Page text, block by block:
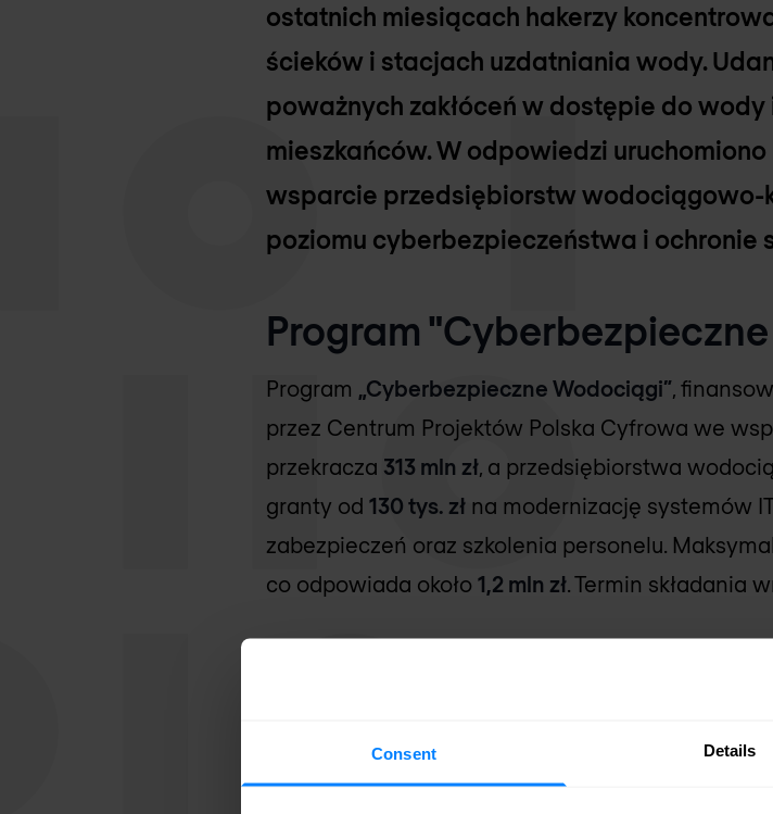
Consent Details
ostatnich miesiącach hakerzy
ścieków i stacjach uzdatniania wody.
poważnych zakłóceń w dostępie do
mieszkańców. W odpowiedzi
wsparcie przedsiębiorstw wodociągowo-
poziomu cyberbezpieczeństwa i ochronie
Program
Program „Cyberbezpieczne Wodociągi” ,
przez Centrum Projektów Polska Cyfrowa we
przekracza 313 mln zł , a przedsiębiorstwa
granty od130 tys. zł na modernizację systemów
zabezpieczeń oraz szkolenia personelu.
co odpowiada około1,2 mln zł . Termin składania
który pomoże spełnić wymagania programu i